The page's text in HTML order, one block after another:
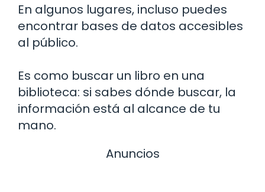
En algunos lugares, incluso puedes
encontrar bases de datos accesibles
al público.
Es como buscar un libro en una
biblioteca: si sabes dónde buscar, la
información está al alcance de tu
mano.
Anuncios